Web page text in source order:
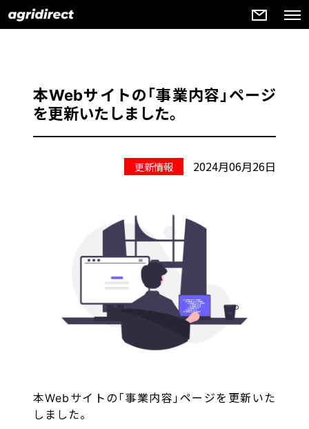
本Webサイトの｢事業内容｣ページ
を更新いたしました。
2024月06月26日
本Webサイトの｢事業内容｣ページを更新いた
しました。